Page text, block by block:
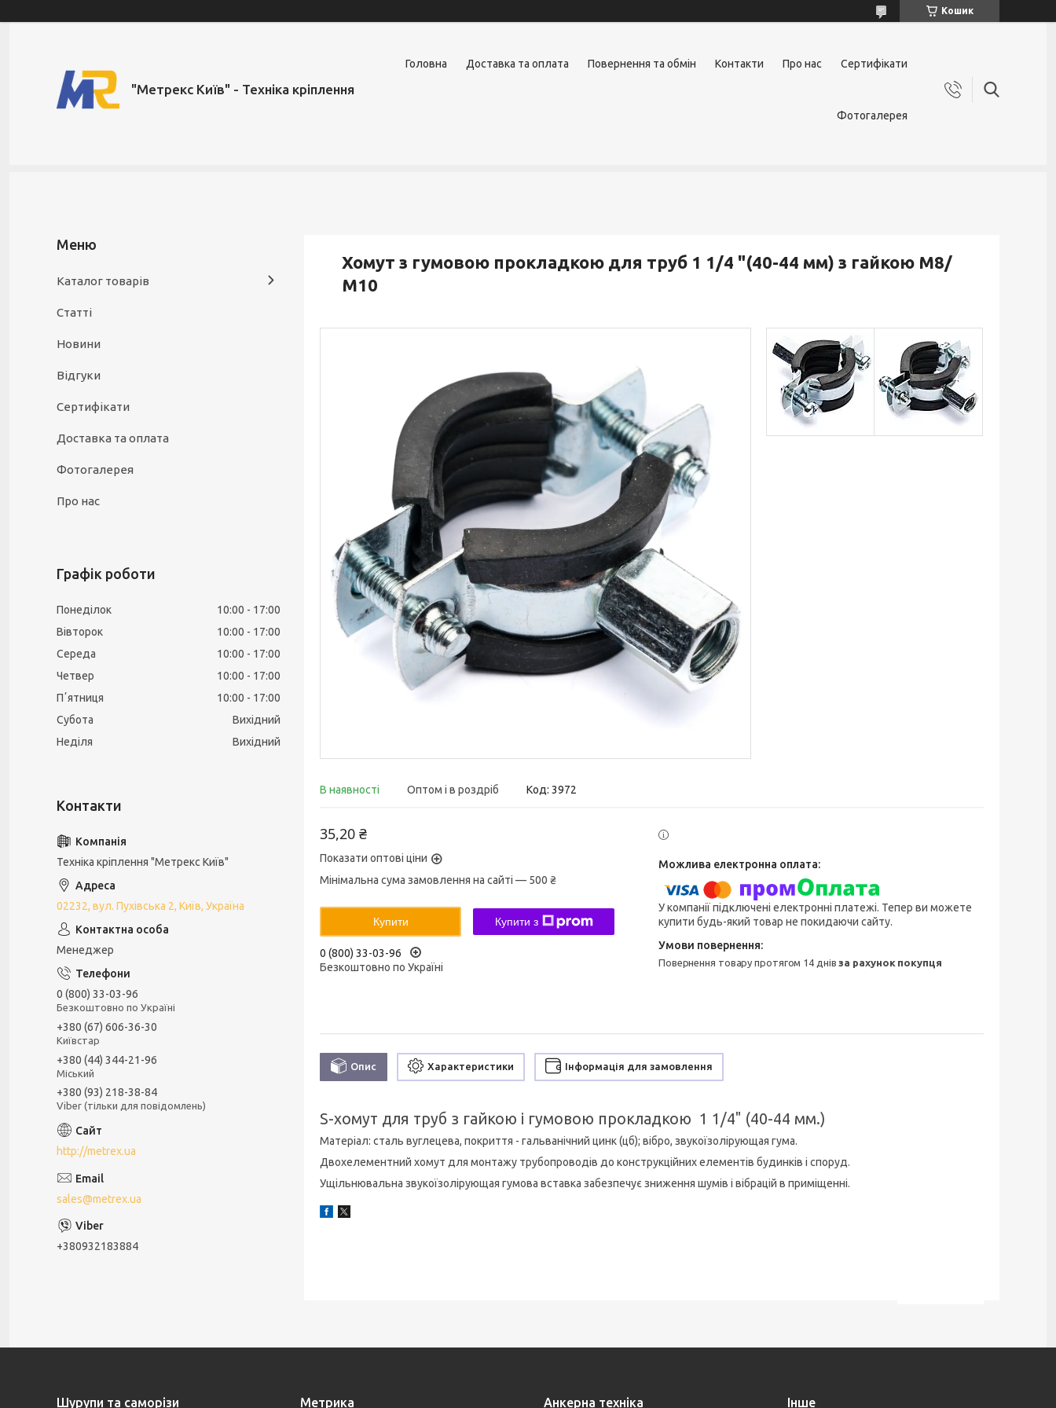
Кошик
"Метрекс Київ" - Техніка кріплення
Головна Доставка та оплата Повернення та обмін Контакти Про нас Сертифікати
Фотогалерея
Хомут з гумовою прокладкою для труб 1 1/4 "(40-44 мм) з гайкою М8/
М10
В наявності Оптом і в роздріб Код: 3972
35,20 ₴
Показати оптові ціни
Мінімальна сума замовлення на сайті — 500 ₴
Купити Купити з
0 (800) 33-03-96
Безкоштовно по Україні
У компанії підключені електронні платежі. Тепер ви можете
купити будь-який товар не покидаючи сайту.
повернення товару протягом 14 днівза рахунок покупця
Опис Характеристики Інформація для замовлення
S-хомут для труб з гайкою і гумовою прокладкою 1 1/4" (40-44 мм.)
Матеріал: сталь вуглецева, покриття - гальванічний цинк (цб); вібро, звукоїзолірующая гума.
Двохелементний хомут для монтажу трубопроводів до конструкційних елементів будинків і споруд.
Ущільнювальна звукоїзолірующая гумова вставка забезпечує зниження шумів і вібрацій в приміщенні.
Каталог товарів
Статті
Новини
Відгуки
Сертифікати
Доставка та оплата
Фотогалерея
Про нас
Графік роботи
Понеділок 10:00
17:00
Вівторок
10:00
17:00
Середа
10:00
17:00
Четвер
10:00
17:00
Пʼятниця
10:00
17:00
Субота
Вихідний
Неділя
Вихідний
Техніка кріплення "Метрекс Київ"
02232, вул. Пухівська 2, Київ, Україна
Менеджер
0 (800) 33-03-96
Безкоштовно по Україні
+380 (67) 606-36-30
Київстар
+380 (44) 344-21-96
Міський
+380 (93) 218-38-84
Viber (тільки для повідомлень)
http://metrex.ua
sales@metrex.ua
+380932183884
Шурупи та саморізи Метрика Анкерна техніка Інше